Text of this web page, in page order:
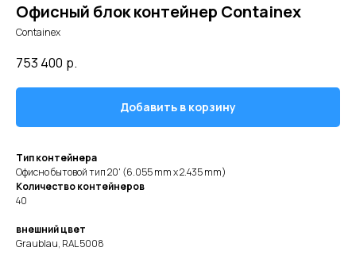
Офисный блок контейнер Containex
Containex
753 400 р.
Добавить в корзину
Тип контейнера
Офисно бытовой тип20' (6.055 mm x 2.435 mm)
Количество контейнеров
40
внешний цвет
Graublau, RAL 5008